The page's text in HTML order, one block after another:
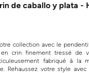
de caballo y plata -
collection avec le
crin finement tressé de
fabriqué à la
Rehaussez votre style